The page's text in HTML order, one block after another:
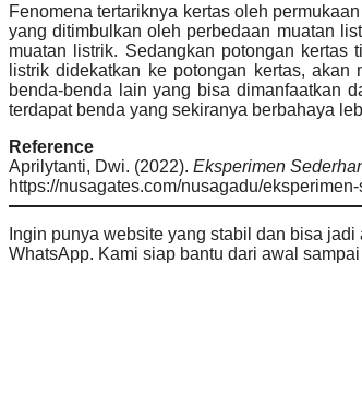
Fenomena tertariknya kertas oleh
yang ditimbulkan oleh perbedaan muatan
muatan listrik. Sedangkan potongan
listrik didekatkan ke potongan kertas,
benda-benda lain yang bisa dimanfaatkan
terdapat benda yang sekiranya berbahaya
Reference
Aprilytanti, Dwi. (2022). Eksperimen
https://nusagates.com/nusagadu/
Ingin punya website yang stabil dan bisa
WhatsApp. Kami siap bantu dari awal